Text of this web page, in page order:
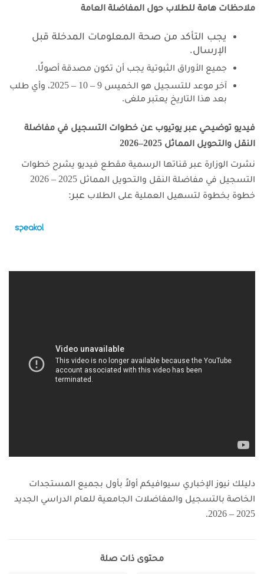
ملاحظات هامة للطلاب حول المفاضلة العامة
يجب التأكد من صحة المعلومات المدخلة قبل
الإرسال.
جميع الأوراق الثبوتية يجب أن تكون مصدقة أصولًا.
آخر موعد للتسجيل هو الخميس 9 – 10 – 2025، وأي طلب
بعد هذا التاريخ يعتبر ملغى.
فيديو توضيحي عبر يوتيوب عن خطوات التسجيل في مفاضلة
النقل والتحويل المماثل 2025–2026
نشرت الوزارة عبر قناتها الرسمية مقطع فيديو يشرح خطوات
التسجيل في مفاضلة النقل والتحويل المماثل 2025 – 2026
خطوة بخطوة لتسهيل العملية على الطلاب عبر:
دليلك نيوز الإخباري سيوافيكم أولاً بأول بجميع المستجدات
الخاصة بالتسجيل والمفاضلات الجامعية للعام الدراسي الجديد
2025 – 2026.
محتوى ذات صلة